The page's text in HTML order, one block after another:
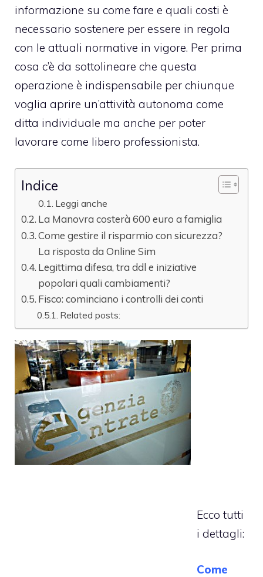
informazione su come fare e quali costi è
necessario sostenere per essere in regola
con le attuali normative in vigore. Per prima
cosa c’è da sottolineare che questa
operazione è indispensabile per chiunque
voglia aprire un’attività autonoma come
ditta individuale ma anche per poter
lavorare come libero professionista.
Indice
Leggi anche
La Manovra costerà 600 euro a famiglia
Come gestire il risparmio con sicurezza?
La risposta da Online Sim
Legittima difesa, tra ddl e iniziative
popolari quali cambiamenti?
Fisco: cominciano i controlli dei conti
Related posts:
Ecco tutti
i dettagli:
Come